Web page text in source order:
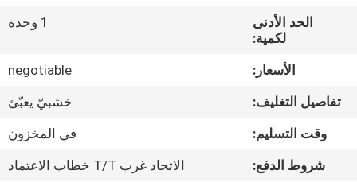
جولة
المعمل
رقابة
جودة
الحد الأدنى
لكمية:
1 وحدة
الأسعار:
negotiable
تفاصيل التغليف:
خشبيّ يعبّئ
وقت التسليم:
في المخزون
شروط الدفع:
الاتحاد غرب T/T خطاب الاعتماد